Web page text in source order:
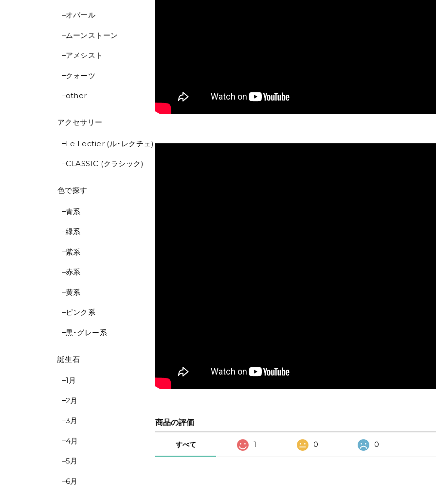
オパール
ムーンストーン
アメシスト
クォーツ
other
アクセサリー
Le Lectier (ル・レクチェ)
CLASSIC (クラシック)
色で探す
青系
緑系
紫系
赤系
黄系
ピンク系
黒・グレー系
誕生石
1月
2月
3月
4月
5月
6月
商品の評価
すべて 1 0 0